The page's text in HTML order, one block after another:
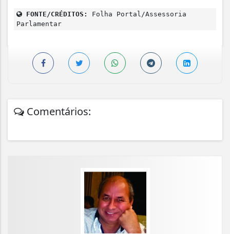
FONTE/CRÉDITOS:
Folha Portal/Assessoria
Parlamentar
Comentários: